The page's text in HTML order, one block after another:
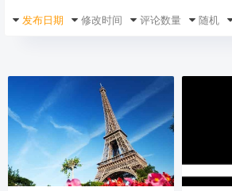
发布日期
修改时间 评论数量 随机